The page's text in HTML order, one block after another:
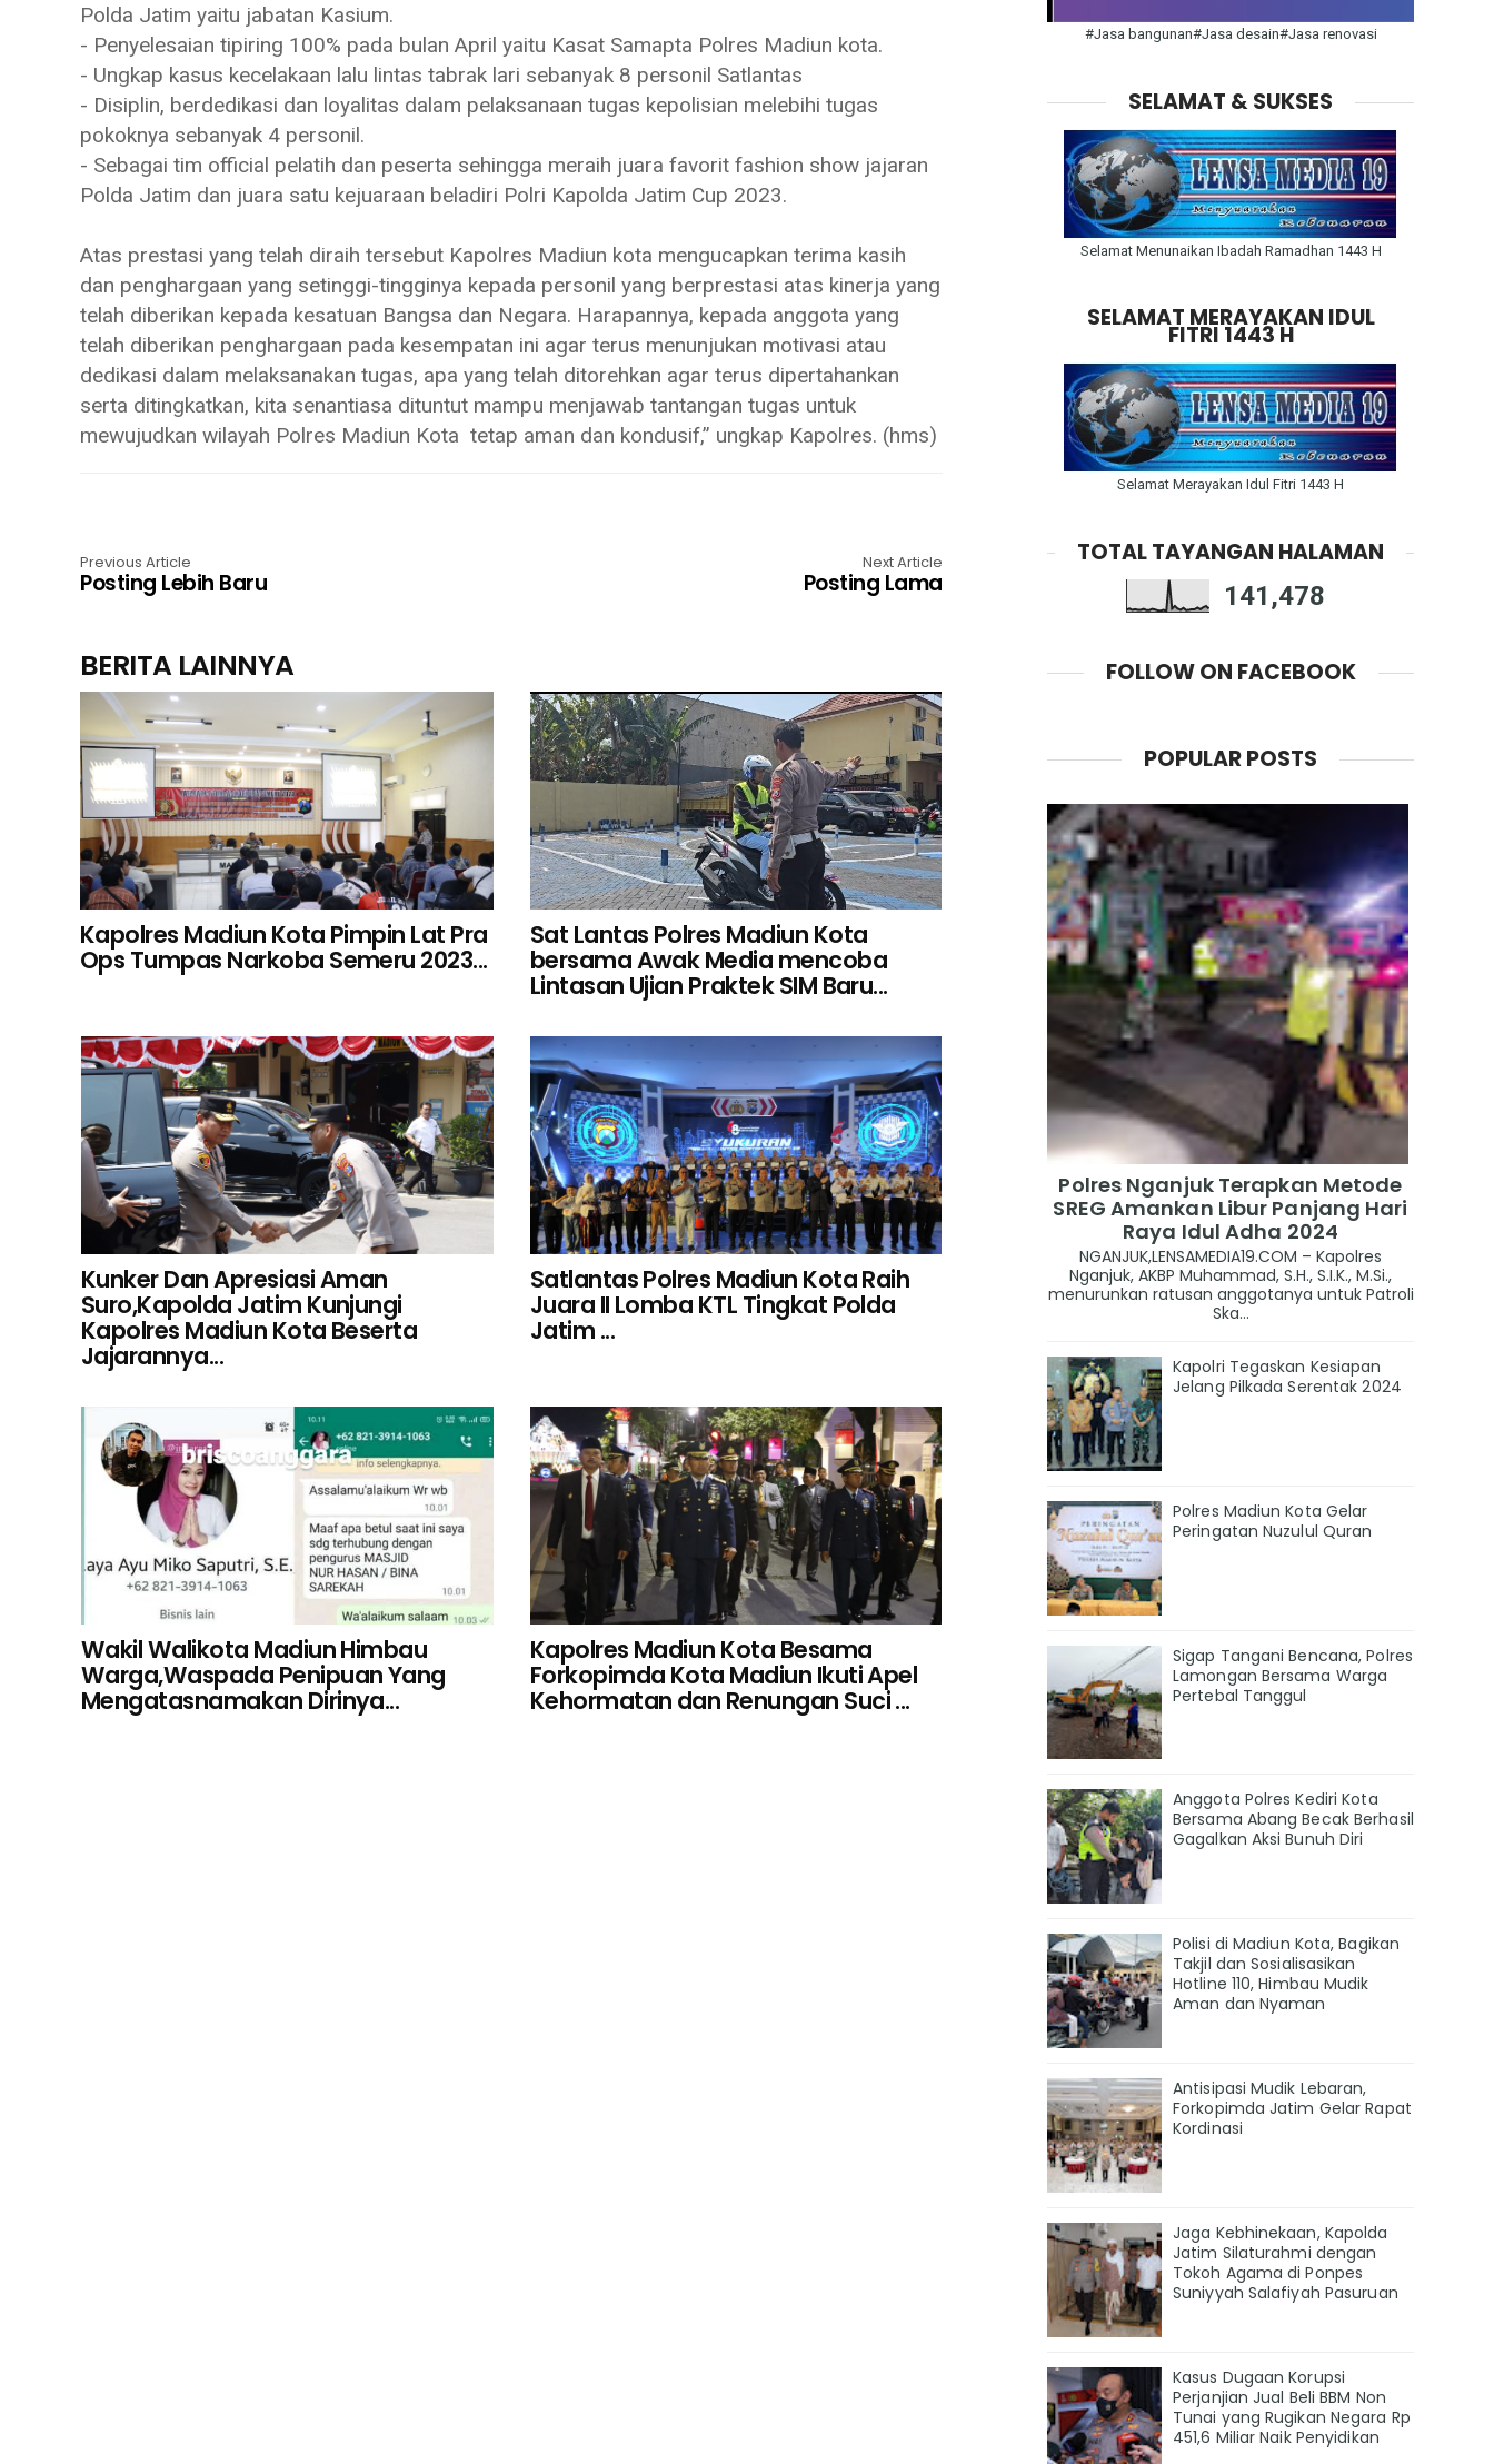
Polda Jatim yaitu jabatan Kasium.
- Penyelesaian tipiring 100% pada bulan April yaitu Kasat Samapta Polres Madiun kota.
- Ungkap kasus kecelakaan lalu lintas tabrak lari sebanyak 8 personil Satlantas
- Disiplin, berdedikasi dan loyalitas dalam pelaksanaan tugas kepolisian melebihi tugas
pokoknya sebanyak 4 personil.
- Sebagai tim official pelatih dan peserta sehingga meraih juara favorit fashion show jajaran
Polda Jatim dan juara satu kejuaraan beladiri Polri Kapolda Jatim Cup 2023.
Atas prestasi yang telah diraih tersebut Kapolres Madiun kota mengucapkan terima kasih
dan penghargaan yang setinggi-tingginya kepada personil yang berprestasi atas kinerja yang
telah diberikan kepada kesatuan Bangsa dan Negara. Harapannya, kepada anggota yang
telah diberikan penghargaan pada kesempatan ini agar terus menunjukan motivasi atau
dedikasi dalam melaksanakan tugas, apa yang telah ditorehkan agar terus dipertahankan
serta ditingkatkan, kita senantiasa dituntut mampu menjawab tantangan tugas untuk
mewujudkan wilayah Polres Madiun Kota tetap aman dan kondusif,” ungkap Kapolres. (hms)
Previous Article
Posting Lebih Baru
Next Article
Posting Lama
BERITA LAINNYA
Kapolres Madiun Kota Pimpin Lat Pra
Ops Tumpas Narkoba Semeru 2023...
Sat Lantas Polres Madiun Kota
bersama Awak Media mencoba
Lintasan Ujian Praktek SIM Baru...
Kunker Dan Apresiasi Aman
Suro,Kapolda Jatim Kunjungi
Kapolres Madiun Kota Beserta
Jajarannya...
Satlantas Polres Madiun Kota Raih
Juara II Lomba KTL Tingkat Polda
Jatim ...
Wakil Walikota Madiun Himbau
Warga,Waspada Penipuan Yang
Mengatasnamakan Dirinya...
Kapolres Madiun Kota Besama
Forkopimda Kota Madiun Ikuti Apel
Kehormatan dan Renungan Suci ...
#Jasa bangunan#Jasa desain#Jasa renovasi
SELAMAT & SUKSES
Selamat Menunaikan Ibadah Ramadhan 1443 H
SELAMAT MERAYAKAN IDUL
FITRI 1443 H
Selamat Merayakan Idul Fitri 1443 H
TOTAL TAYANGAN HALAMAN
141,478
FOLLOW ON FACEBOOK
POPULAR POSTS
Polres Nganjuk Terapkan Metode
SREG Amankan Libur Panjang Hari
Raya Idul Adha 2024
NGANJUK,LENSAMEDIA19.COM – Kapolres
Nganjuk, AKBP Muhammad, S.H., S.I.K., M.Si.,
menurunkan ratusan anggotanya untuk Patroli
Ska...
Kapolri Tegaskan Kesiapan
Jelang Pilkada Serentak 2024
Polres Madiun Kota Gelar
Peringatan Nuzulul Quran
Sigap Tangani Bencana, Polres
Lamongan Bersama Warga
Pertebal Tanggul
Anggota Polres Kediri Kota
Bersama Abang Becak Berhasil
Gagalkan Aksi Bunuh Diri
Polisi di Madiun Kota, Bagikan
Takjil dan Sosialisasikan
Hotline 110, Himbau Mudik
Aman dan Nyaman
Antisipasi Mudik Lebaran,
Forkopimda Jatim Gelar Rapat
Kordinasi
Jaga Kebhinekaan, Kapolda
Jatim Silaturahmi dengan
Tokoh Agama di Ponpes
Suniyyah Salafiyah Pasuruan
Kasus Dugaan Korupsi
Perjanjian Jual Beli BBM Non
Tunai yang Rugikan Negara Rp
451,6 Miliar Naik Penyidikan